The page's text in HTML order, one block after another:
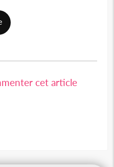
cet article